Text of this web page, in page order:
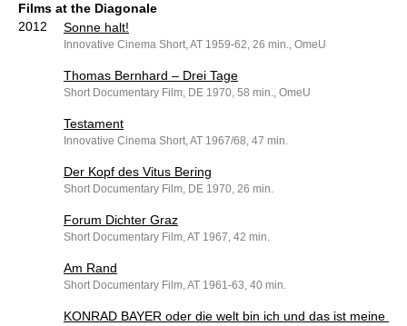
Films at the Diagonale
2012
Sonne halt!
Innovative Cinema Short, AT 1959-62, 26 min., OmeU
Thomas Bernhard – Drei Tage
Short Documentary Film, DE 1970, 58 min., OmeU
Testament
Innovative Cinema Short, AT 1967/68, 47 min.
Der Kopf des Vitus Bering
Short Documentary Film, DE 1970, 26 min.
Forum Dichter Graz
Short Documentary Film, AT 1967, 42 min.
Am Rand
Short Documentary Film, AT 1961-63, 40 min.
KONRAD BAYER oder die welt bin ich und das ist meine